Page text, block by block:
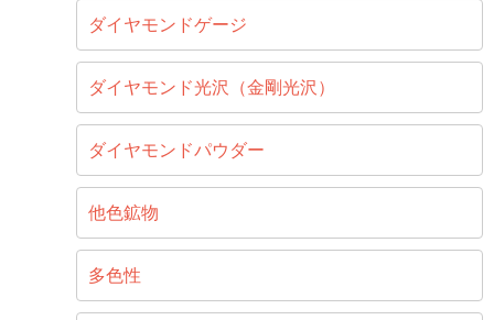
ダイヤモンドゲージ
ダイヤモンド光沢（金剛光沢）
ダイヤモンドパウダー
他色鉱物
多色性